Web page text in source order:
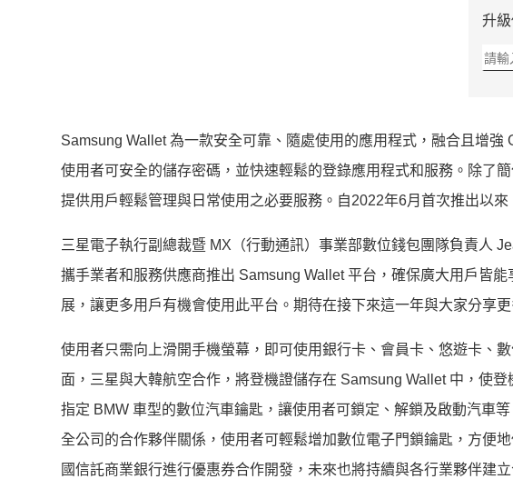
升級
Samsung Wallet 為一款安全可靠、隨處使用的應用程式，融合且增強
使用者可安全的儲存密碼， 並快速輕鬆的登錄應用程式和服務。除了
提供用戶輕鬆管理與日常使用之必要服務。自2022年6月首次推出以來
三星電子執行副總裁暨 MX（行動通訊）事業部數位錢包團隊負責人
攜手業者和服務供應商推出 Samsung Wallet 平台，確保廣大用戶皆能
展，讓更多用戶有機會使用此平台。 期待在接下來這一年與大家分享更
使用者只需向上滑開手機螢幕， 即可使用銀行卡、會員卡、悠遊卡、數
面， 三星與大韓航空合作，將登機證儲存在 Samsung Wallet 中，使
指定 BMW 車型的數位汽車鑰匙， 讓使用者可鎖定、解鎖及啟動汽車
全公司的合作夥伴關係，使用者可輕鬆增加數位電子門鎖鑰匙，方便
國信託商業銀行進行優惠券合作開發， 未來也將持續與各行業夥伴建立